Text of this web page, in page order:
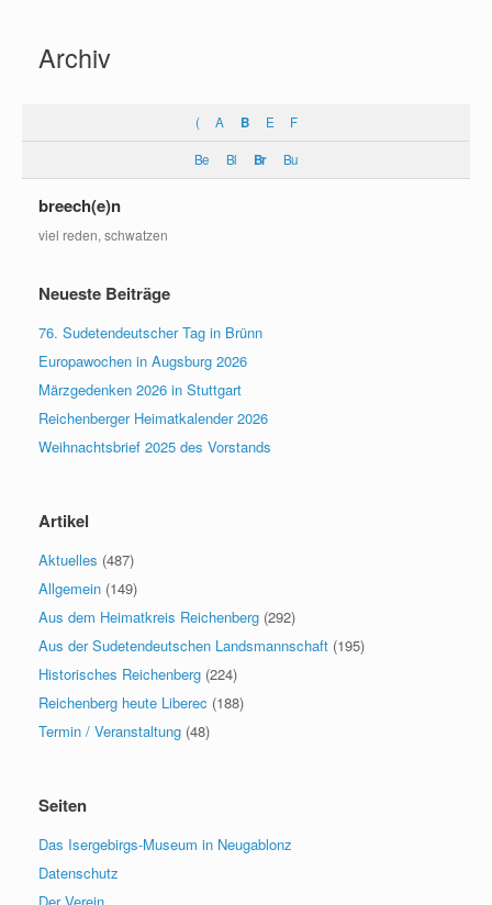
springenArchiv
( A B E F
Be Bl Br Bu
breech(e)n
viel reden, schwatzen
Neueste Beiträge
76. Sudetendeutscher Tag in Brünn
Europawochen in Augsburg 2026
Märzgedenken 2026 in Stuttgart
Reichenberger Heimatkalender 2026
Weihnachtsbrief 2025 des Vorstands
Artikel
Aktuelles (487)
Allgemein (149)
Aus dem Heimatkreis Reichenberg (292)
Aus der Sudetendeutschen Landsmannschaft (195)
Historisches Reichenberg (224)
Reichenberg heute Liberec (188)
Termin / Veranstaltung (48)
Seiten
Das Isergebirgs-Museum in Neugablonz
Datenschutz